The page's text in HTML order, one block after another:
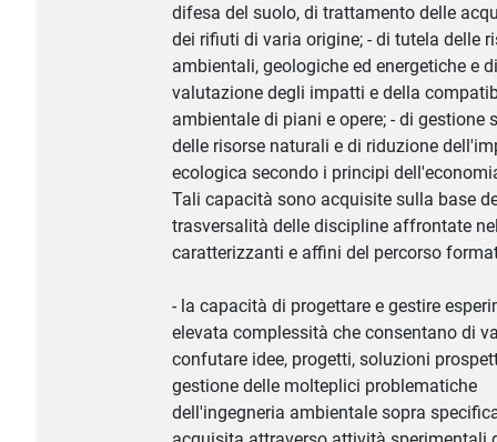
difesa del suolo, di trattamento delle
dei rifiuti di varia origine; - di tutela delle
ambientali, geologiche ed energetiche e di
valutazione degli impatti e della
ambientale di piani e opere; - di gestione
delle risorse naturali e di riduzione
ecologica secondo i principi
Tali capacità sono acquisite sulla base
trasversalità delle discipline affrontate
caratterizzanti e affini del percorso
- la capacità di progettare e gestire
elevata complessità che consentano di
confutare idee, progetti, soluzioni
gestione delle molteplici problematiche
dell'ingegneria ambientale sopra